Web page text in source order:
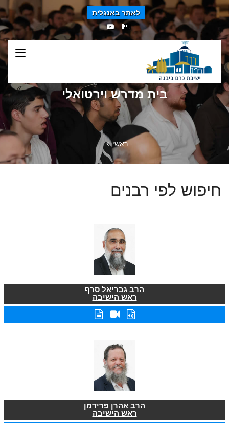
לאתר באנגלית
בית מדרש וירטואלי
ראשי
חיפוש לפי רבנים
הרב גבריאל סרף
ראש הישיבה
הרב אהרן פרידמן
ראש הישיבה